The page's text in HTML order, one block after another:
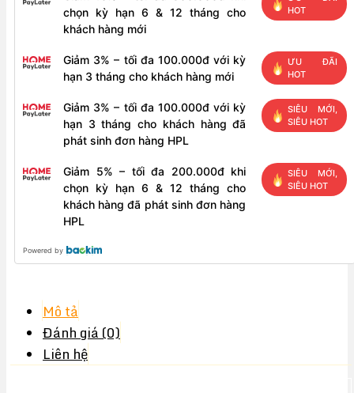
chọn kỳ hạn 6 & 12 tháng cho
khách hàng mới
HOT
Giảm 3% – tối đa 100.000đ với kỳ
hạn 3 tháng cho khách hàng mới
ƯU ĐÃI
HOT
Giảm 3% – tối đa 100.000đ với kỳ
hạn 3 tháng cho khách hàng đã
phát sinh đơn hàng HPL
SIÊU MỚI,
SIÊU HOT
Giảm 5% – tối đa 200.000đ khi
chọn kỳ hạn 6 & 12 tháng cho
khách hàng đã phát sinh đơn hàng
HPL
SIÊU MỚI,
SIÊU HOT
Powered by
Mô tả
Đánh giá (0)
Liên hệ